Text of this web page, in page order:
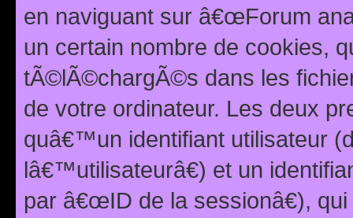
en naviguant sur â€œForum
un certain nombre de cookies,
tÃ©lÃ©chargÃ©s dans les
de votre ordinateur. Les deux
quâ€™un identifiant utilisateur
lâ€™utilisateurâ€) et un
par â€œID de la sessionâ€),